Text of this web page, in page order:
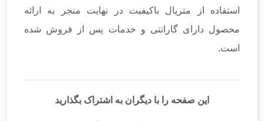
استفاده از متریال باکیفیت در نهایت منجر به ارائه
محصول دارای گارانتی و خدمات پس از فروش شده
است.
این صفحه را با دیگران به اشتراک بگذارید